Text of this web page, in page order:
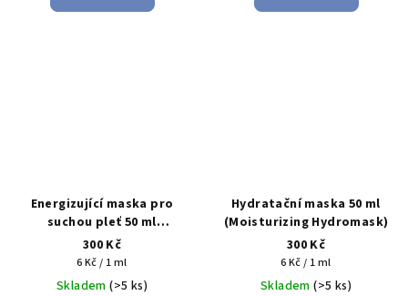
Energizující maska pro
suchou pleť 50 ml
(Energizing Mask for Dry
Skin)
300 Kč
Měrná
cena:
6 Kč / 1 ml
Skladem(>5 ks)
Hydratační maska 50 ml
(Moisturizing Hydromask)
300 Kč
Měrná
cena:
6 Kč / 1 ml
Skladem(>5 ks)